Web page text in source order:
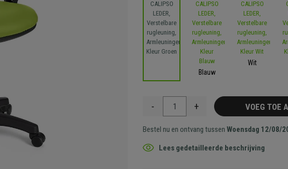
Blauw
Wit
- + VOEG TOE
Bestel nu en ontvang tussenWoensdag 12/08/
Lees gedetailleerde beschrijving